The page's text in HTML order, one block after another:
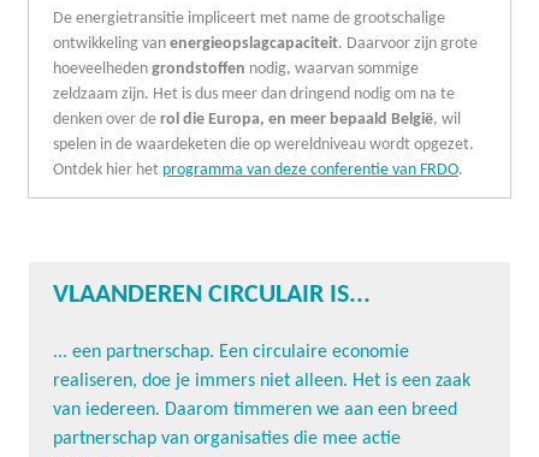
De energietransitie impliceert met name de grootschalige
ontwikkeling van energieopslagcapaciteit. Daarvoor zijn grote
hoeveelheden grondstoffen nodig, waarvan sommige
zeldzaam zijn. Het is dus meer dan dringend nodig om na te
denken over de rol die Europa, en meer bepaald België, wil
spelen in de waardeketen die op wereldniveau wordt opgezet.
Ontdek hier het programma van deze conferentie van FRDO.
VLAANDEREN CIRCULAIR IS...
... een partnerschap. Een circulaire economie
realiseren, doe je immers niet alleen. Het is een zaak
van iedereen. Daarom timmeren we aan een breed
partnerschap van organisaties die mee actie